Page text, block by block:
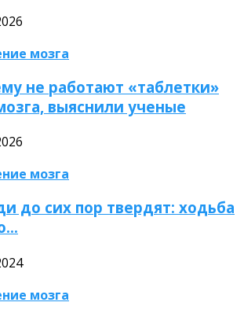
мозга
не работают «таблетки»
выяснили ученые
мозга
до сих пор твердят: ходьба
мозга